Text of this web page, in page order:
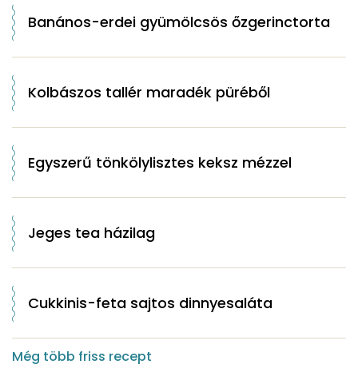
Banános-erdei gyümölcsös őzgerinctorta
Kolbászos tallér maradék püréből
Egyszerű tönkölylisztes keksz mézzel
Jeges tea házilag
Cukkinis-feta sajtos dinnyesaláta
Még több friss recept